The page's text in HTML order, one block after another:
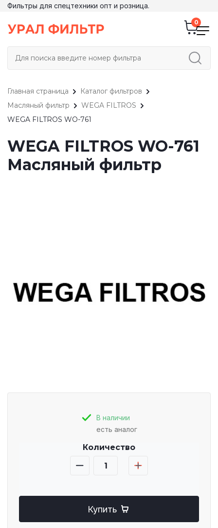
Фильтры для спецтехники опт и розница.
Главная страница
Каталог фильтров
Масляный фильтр
WEGA FILTROS
WEGA FILTROS WO-761
WEGA FILTROS WO-761
Масляный фильтр
В наличии
есть аналог
Количество
Купить